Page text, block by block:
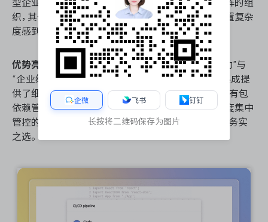
型企业。对于需统一管理代码、流水线与重型测试矩阵的组
织，其一体化优势明显；但小型敏捷团队可能会因配置复杂
度感到笨重。
优势亮点
：其最大优势在于“开箱即用的重型工程能力”与
“企业级安全管控”。Azure Active Directory的深度集成提
供了细粒度的权限隔离，而Artifacts则有效解决了私有包
依赖管理的痛点。对于追求研发过程可追溯、资源高度集中
管控的成熟型团队而言，它是构建数字化研发底座的务实
之选。
企微 飞书 钉钉
长按将二维码保存为图片